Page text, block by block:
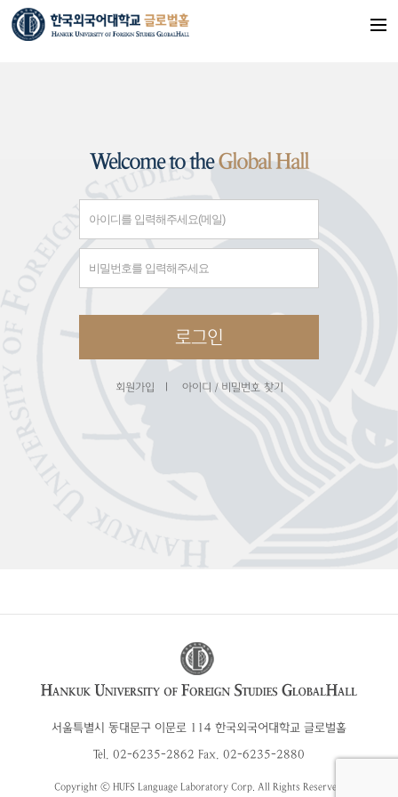
Welcome to theGlobal Hall
디
비
번
호
로그인
회원가입 | 아이디 / 비밀번호 찾기
서울특별시 동대문구 이문로 114 한국외국어대학교 글로벌홀
Tel. 02-6235-2862 Fax. 02-6235-2880
Copyright ⓒ HUFS Language Laboratory Corp. All Rights Reserved.